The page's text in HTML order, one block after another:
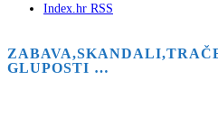
Index.hr RSS
GLUPOSTI …